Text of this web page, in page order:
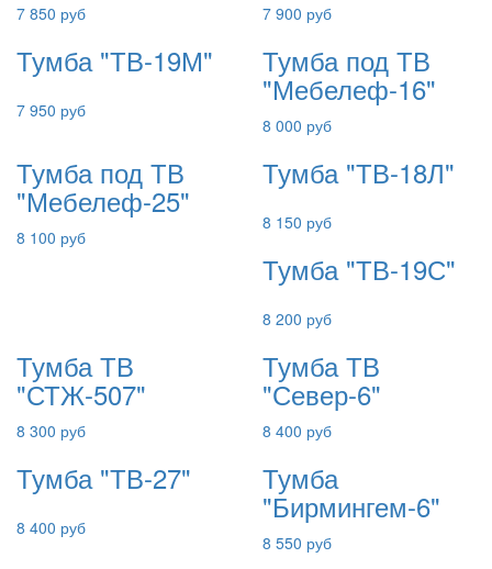
7 850 руб 7 900 руб
Тумба "ТВ-19М"
7 950 руб
Тумба под ТВ
"Мебелеф-16"
8 000 руб
Тумба под ТВ
"Мебелеф-25"
8 100 руб
Тумба "ТВ-18Л"
8 150 руб
Тумба "ТВ-19С"
8 200 руб
Тумба ТВ
"СТЖ-507"
8 300 руб
Тумба ТВ
"Север-6"
8 400 руб
Тумба "ТВ-27"
8 400 руб
Тумба
"Бирмингем-6"
8 550 руб